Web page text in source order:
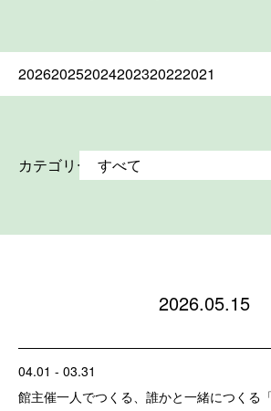
202620252024202320222021
カテゴリー
2026.05.15
04.01 - 03.31
館主催一人でつくる、誰かと一緒につくる